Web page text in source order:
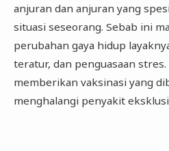
anjuran dan anjuran yang
situasi seseorang. Sebab ini
perubahan gaya hidup
teratur, dan penguasaan
memberikan vaksinasi yang
menghalangi penyakit